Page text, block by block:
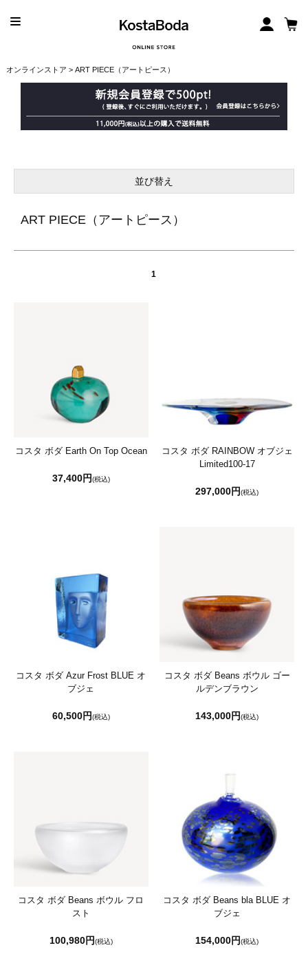
オンラインストア > ART PIECE（アートピース）
並び替え
ART PIECE（アートピース）
1
コスタ ボダ Earth On Top Ocean
37,400円(税込)
コスタ ボダ RAINBOW オブジェ
Limited100-17
297,000円(税込)
コスタ ボダ Azur Frost BLUE オ
ブジェ
60,500円(税込)
コスタ ボダ Beans ボウル ゴー
ルデンブラウン
143,000円(税込)
コスタ ボダ Beans ボウル フロ
スト
100,980円(税込)
コスタ ボダ Beans bla BLUE オ
ブジェ
154,000円(税込)